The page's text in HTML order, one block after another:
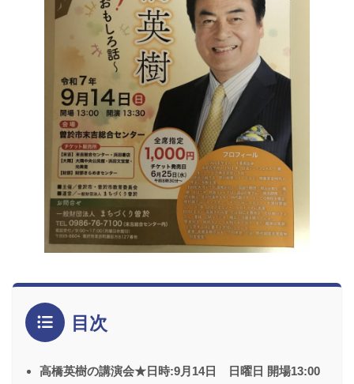
目次
高橋英樹の講演会★日時:9月14日 日曜日 開場13:00